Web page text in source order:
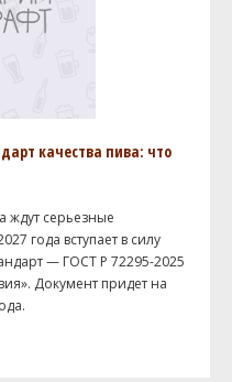
качества пива: что
ждут серьезные
года вступает в силу
— ГОСТ Р 72295-2025
Документ придет на